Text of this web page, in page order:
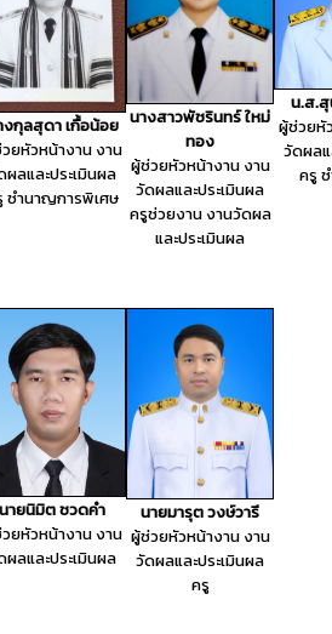
งกุลสุดา เกื้อน้อย
ยหัวหน้างาน งาน
ผลและประเมินผล
ชำนาญการพิเศษ
นางสาวพัชรินทร์ ใหม่
ทอง
ผู้ช่วยหัวหน้างาน งาน
วัดผลและประเมินผล
ครูช่วยงาน งานวัดผล
และประเมินผล
น.ส.สุ
ผู้ช่วยหั
วัดผลแ
ครู
นายนิมิต ชวดคำ
ยหัวหน้างาน งาน
ผลและประเมินผล
นายมารุต วงษ์วารี
ผู้ช่วยหัวหน้างาน งาน
วัดผลและประเมินผล
ครู